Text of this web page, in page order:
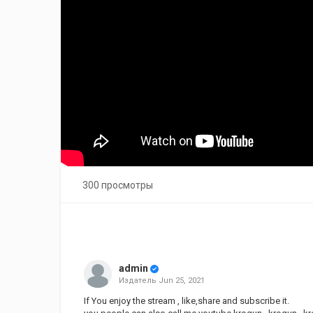
300 просмотры
admin
Издатель Jun 25, 2021
If You enjoy the stream , like,share and subscribe it.